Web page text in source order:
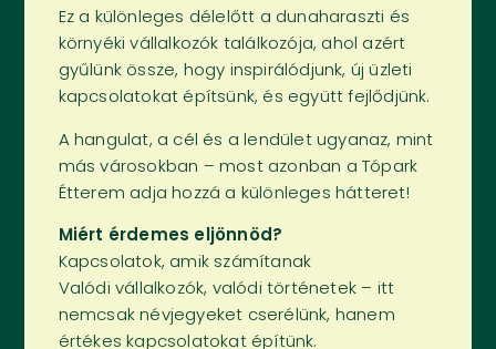
Ez a különleges délelőtt a dunaharaszti és
környéki vállalkozók találkozója, ahol azért
gyűlünk össze, hogy inspirálódjunk, új üzleti
kapcsolatokat építsünk, és együtt fejlődjünk.
A hangulat, a cél és a lendület ugyanaz, mint
más városokban – most azonban a Tópark
Étterem adja hozzá a különleges hátteret!
Miért érdemes eljönnöd?
Kapcsolatok, amik számítanak
Valódi vállalkozók, valódi történetek – itt
nemcsak névjegyeket cserélünk, hanem
értékes kapcsolatokat építünk.